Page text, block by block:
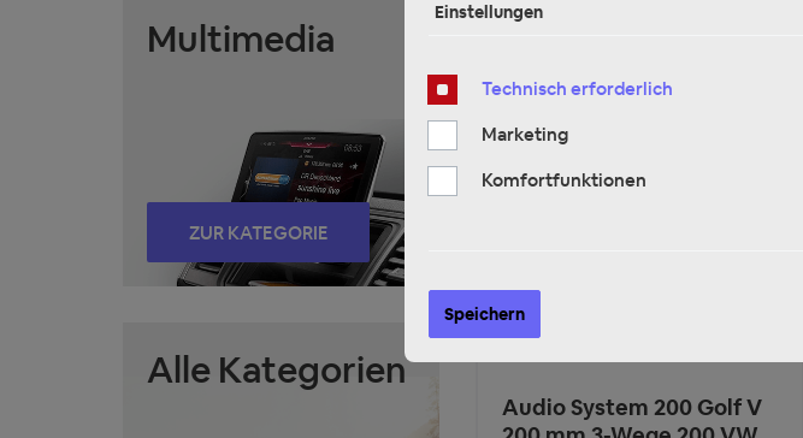
Multimedia
ZUR KATEGORIE
Alle Kategorien
Audio System 200 Golf V
Einstellungen
Technisch erforderlich
Marketing
Komfortfunktionen
Speichern